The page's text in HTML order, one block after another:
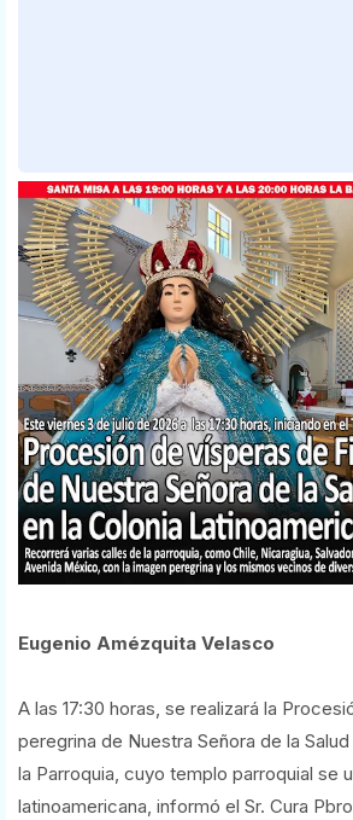
Eugenio Amézquita Velasco
A las 17:30 horas, se realizará la
peregrina de Nuestra Señora de la
la Parroquia, cuyo templo parroquial se
latinoamericana, informó el Sr. Cura